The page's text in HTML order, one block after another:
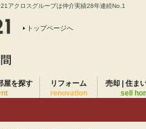
アクロスグループは仲介実績28年連続No.1
トップページへ
屋を探す
リフォーム
renovation
売却 | 住ま
sell